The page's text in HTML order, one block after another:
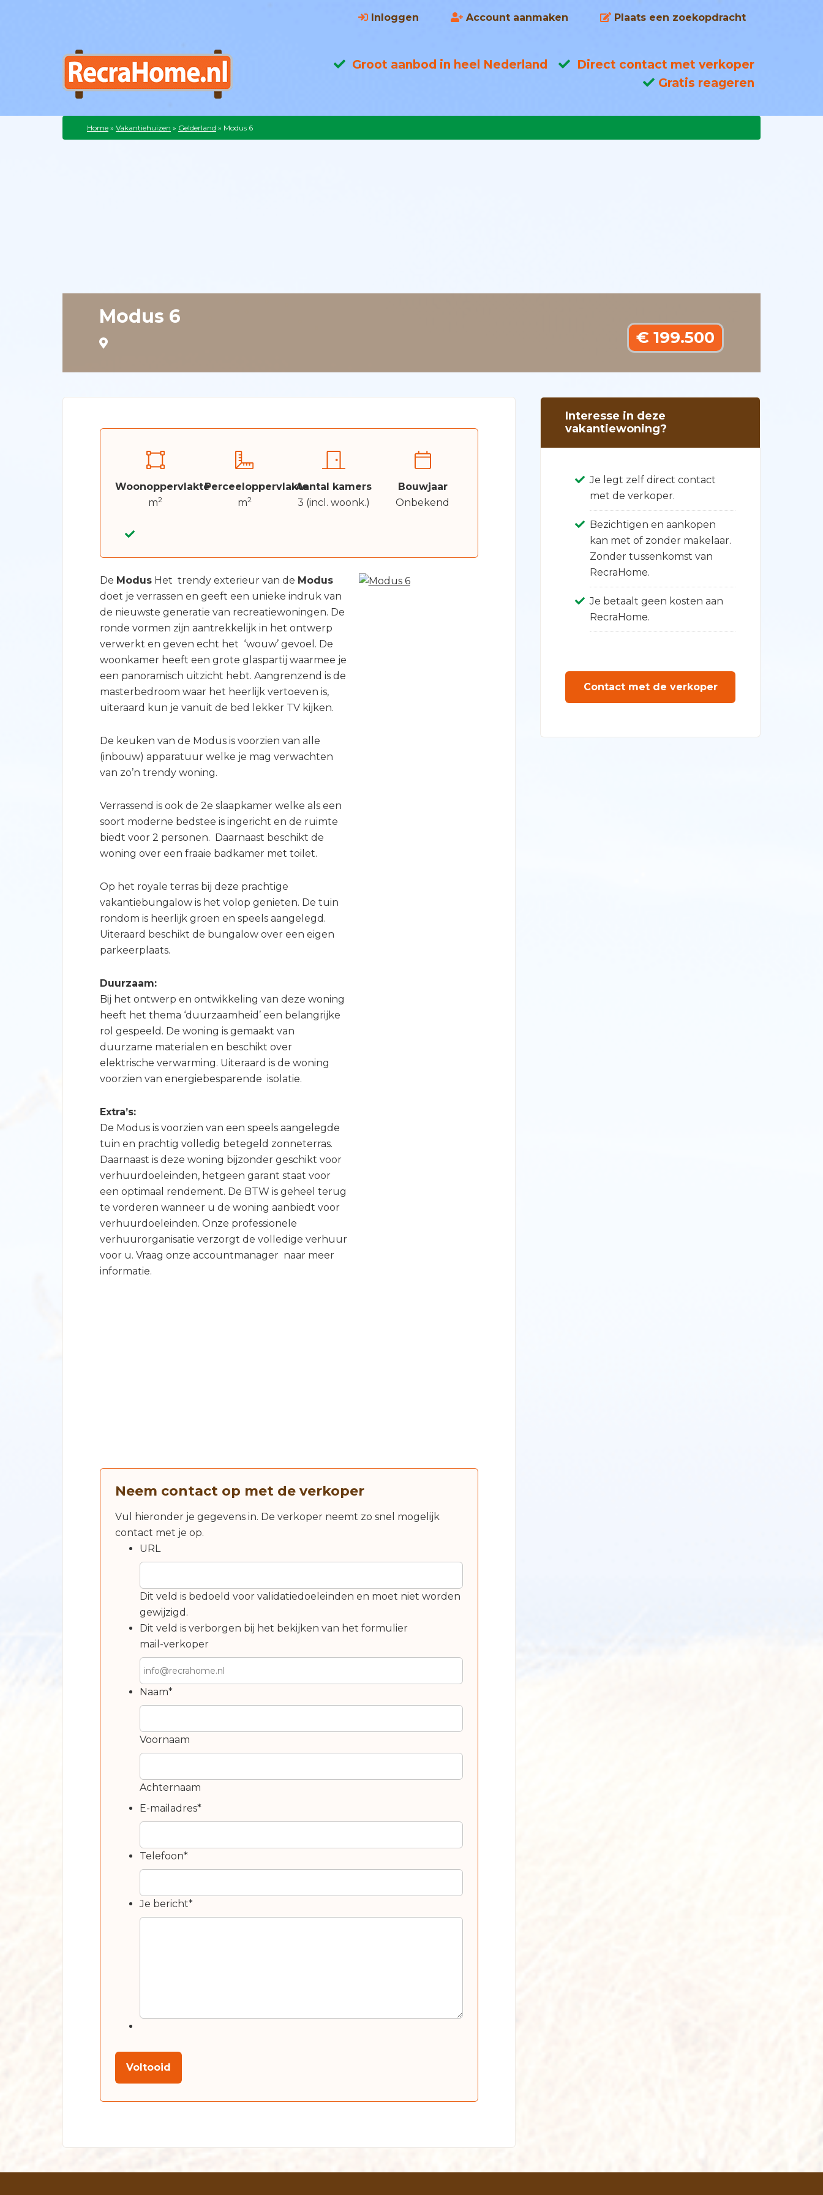
Inloggen Account aanmaken Plaats een zoekopdracht
Groot aanbod in heel Nederland
Direct contact met verkoper
Gratis reageren
Home » Vakantiehuizen » Gelderland » Modus 6
Modus 6
€ 199.500
Woonoppervlakte
m2
Perceeloppervlakte
m2
Aantal kamers
3 (incl. woonk.)
Bouwjaar
Onbekend
De Modus Het trendy exterieur van de Modus
doet je verrassen en geeft een unieke indruk van
de nieuwste generatie van recreatiewoningen. De
ronde vormen zijn aantrekkelijk in het ontwerp
verwerkt en geven echt het ‘wouw’ gevoel. De
woonkamer heeft een grote glaspartij waarmee je
een panoramisch uitzicht hebt. Aangrenzend is de
masterbedroom waar het heerlijk vertoeven is,
uiteraard kun je vanuit de bed lekker TV kijken.
De keuken van de Modus is voorzien van alle
(inbouw) apparatuur welke je mag verwachten
van zo’n trendy woning.
Verrassend is ook de 2e slaapkamer welke als een
soort moderne bedstee is ingericht en de ruimte
biedt voor 2 personen. Daarnaast beschikt de
woning over een fraaie badkamer met toilet.
Op het royale terras bij deze prachtige
vakantiebungalow is het volop genieten. De tuin
rondom is heerlijk groen en speels aangelegd.
Uiteraard beschikt de bungalow over een eigen
parkeerplaats.
Duurzaam:
Bij het ontwerp en ontwikkeling van deze woning
heeft het thema ‘duurzaamheid’ een belangrijke
rol gespeeld. De woning is gemaakt van
duurzame materialen en beschikt over
elektrische verwarming. Uiteraard is de woning
voorzien van energiebesparende isolatie.
Extra’s:
De Modus is voorzien van een speels aangelegde
tuin en prachtig volledig betegeld zonneterras.
Daarnaast is deze woning bijzonder geschikt voor
verhuurdoeleinden, hetgeen garant staat voor
een optimaal rendement. De BTW is geheel terug
te vorderen wanneer u de woning aanbiedt voor
verhuurdoeleinden. Onze professionele
verhuurorganisatie verzorgt de volledige verhuur
voor u. Vraag onze accountmanager naar meer
informatie.
Neem contact op met de verkoper
Vul hieronder je gegevens in. De verkoper neemt zo snel mogelijk
contact met je op.
URL
Dit veld is bedoeld voor validatiedoeleinden en moet niet worden
gewijzigd.
Dit veld is verborgen bij het bekijken van het formulier
mail-verkoper
Naam*
Voornaam
Achternaam
E-mailadres*
Telefoon*
Je bericht*
Voltooid
Interesse in deze
vakantiewoning?
Je legt zelf direct contact
met de verkoper.
Bezichtigen en aankopen
kan met of zonder makelaar.
Zonder tussenkomst van
RecraHome.
Je betaalt geen kosten aan
RecraHome.
Contact met de verkoper